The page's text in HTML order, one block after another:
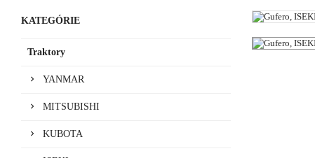
KATEGÓRIE
Traktory
YANMAR
MITSUBISHI
KUBOTA